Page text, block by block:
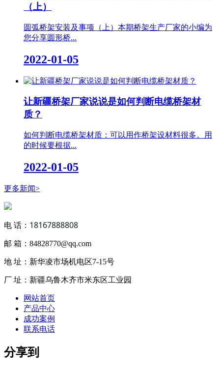
（上）
圆弧桥架安装及事项（上）本期桥架生产厂家的小编为
您分享圆形桥...
2022-01-05
让新疆桥架厂家说说是如何判断电缆桥架材
质？
如何判断电缆桥架材质：可以用作桥架设材料很多。用
的时候要根据...
2022-01-05
更多新闻>
电 话： 18167888808
邮 箱：84828770@qq.com
地 址：新华凌市场机电区7-15号
厂 址：新疆乌鲁木齐市米东区工业园
网站首页
产品中心
成功案例
联系电话
分享到